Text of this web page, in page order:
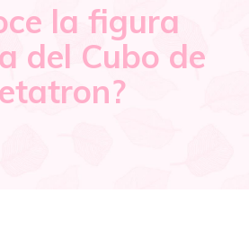
la figura
del Cubo de